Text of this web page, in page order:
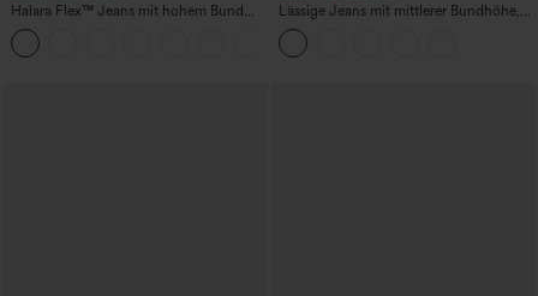
Halara Flex™ Jeans mit hohem Bund
und Taschen, gewaschener, lässiger
Bootcut
Lässige Jeans mit mittlerer Bundhöhe,
Kordelzug und Taschen